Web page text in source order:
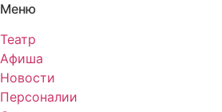
Меню
Театр
Афиша
Новости
Персоналии